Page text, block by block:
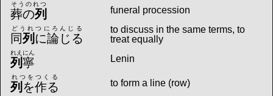
葬の列
そうのれつ
funeral procession
同列 に論じる
どうれつにろんじる
to discuss in the same terms, to
treat equally
列寧
れえにん
Lenin
列 を作る
れつをつくる
to form a line (row)